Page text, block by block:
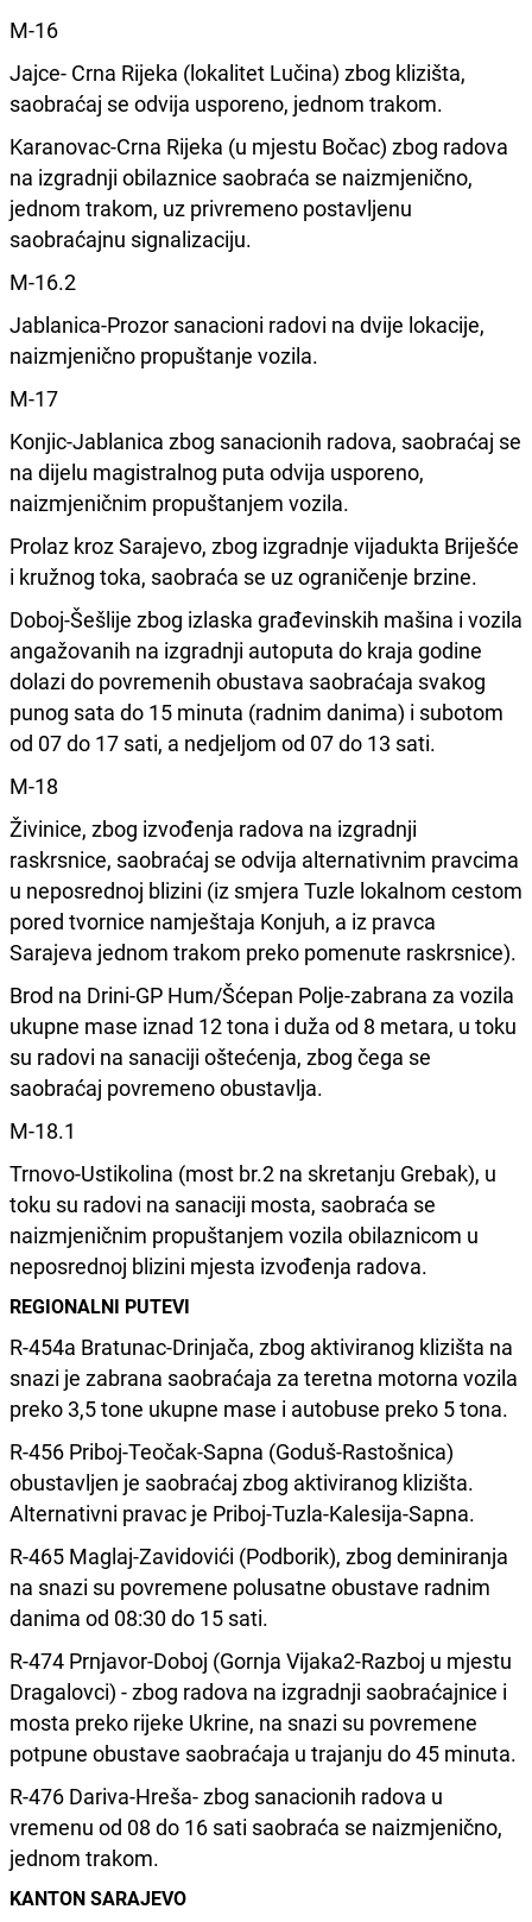
M-16
Jajce- Crna Rijeka (lokalitet Lučina) zbog klizišta,
saobraćaj se odvija usporeno, jednom trakom.
Karanovac-Crna Rijeka (u mjestu Bočac) zbog radova
na izgradnji obilaznice saobraća se naizmjenično,
jednom trakom, uz privremeno postavljenu
saobraćajnu signalizaciju.
M-16.2
Jablanica-Prozor sanacioni radovi na dvije lokacije,
naizmjenično propuštanje vozila.
M-17
Konjic-Jablanica zbog sanacionih radova, saobraćaj se
na dijelu magistralnog puta odvija usporeno,
naizmjeničnim propuštanjem vozila.
Prolaz kroz Sarajevo, zbog izgradnje vijadukta Briješće
i kružnog toka, saobraća se uz ograničenje brzine.
Doboj-Šešlije zbog izlaska građevinskih mašina i vozila
angažovanih na izgradnji autoputa do kraja godine
dolazi do povremenih obustava saobraćaja svakog
punog sata do 15 minuta (radnim danima) i subotom
od 07 do 17 sati, a nedjeljom od 07 do 13 sati.
M-18
Živinice, zbog izvođenja radova na izgradnji
raskrsnice, saobraćaj se odvija alternativnim pravcima
u neposrednoj blizini (iz smjera Tuzle lokalnom cestom
pored tvornice namještaja Konjuh, a iz pravca
Sarajeva jednom trakom preko pomenute raskrsnice).
Brod na Drini-GP Hum/Šćepan Polje-zabrana za vozila
ukupne mase iznad 12 tona i duža od 8 metara, u toku
su radovi na sanaciji oštećenja, zbog čega se
saobraćaj povremeno obustavlja.
M-18.1
Trnovo-Ustikolina (most br.2 na skretanju Grebak), u
toku su radovi na sanaciji mosta, saobraća se
naizmjeničnim propuštanjem vozila obilaznicom u
neposrednoj blizini mjesta izvođenja radova.
REGIONALNI PUTEVI
R-454a Bratunac-Drinjača, zbog aktiviranog klizišta na
snazi je zabrana saobraćaja za teretna motorna vozila
preko 3,5 tone ukupne mase i autobuse preko 5 tona.
R-456 Priboj-Teočak-Sapna (Goduš-Rastošnica)
obustavljen je saobraćaj zbog aktiviranog klizišta.
Alternativni pravac je Priboj-Tuzla-Kalesija-Sapna.
R-465 Maglaj-Zavidovići (Podborik), zbog deminiranja
na snazi su povremene polusatne obustave radnim
danima od 08:30 do 15 sati.
R-474 Prnjavor-Doboj (Gornja Vijaka2-Razboj u mjestu
Dragalovci) - zbog radova na izgradnji saobraćajnice i
mosta preko rijeke Ukrine, na snazi su povremene
potpune obustave saobraćaja u trajanju do 45 minuta.
R-476 Dariva-Hreša- zbog sanacionih radova u
vremenu od 08 do 16 sati saobraća se naizmjenično,
jednom trakom.
KANTON SARAJEVO